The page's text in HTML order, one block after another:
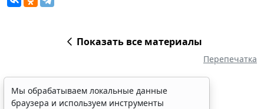
Показать все материалы
Перепечатка
Мы обрабатываем локальные данные
браузера и используем инструменты